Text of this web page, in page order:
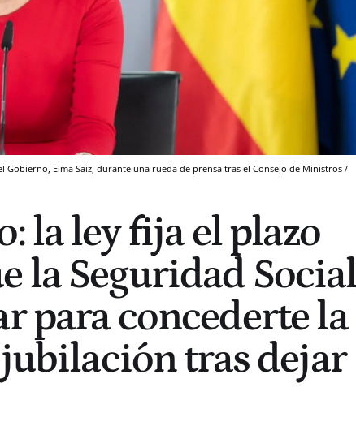
Elma Saiz, durante una rueda de prensa tras el Consejo de Ministros /
la ley fija el plazo
la Seguridad
para concederte la
tras dejar